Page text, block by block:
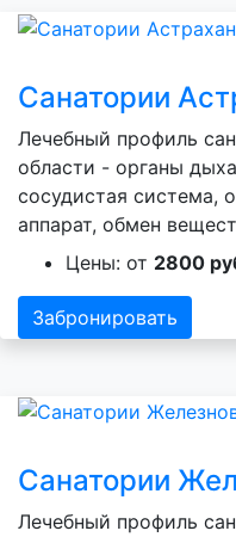
Санатории
Лечебный профиль
области - органы
сосудистая система,
аппарат, обмен
Цены: от 2800
Забронировать
Санатории
Лечебный профиль